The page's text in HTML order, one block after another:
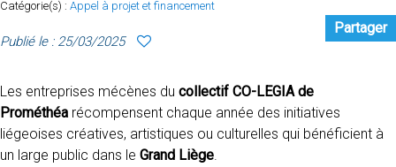
Catégorie(s) : Appel à projet et financement
Publié le : 25/03/2025
Partager
Les entreprises mécènes du collectif CO-LEGIA de
Prométhéa récompensent chaque année des initiatives
liégeoises créatives, artistiques ou culturelles qui bénéficient à
un large public dans le Grand Liège